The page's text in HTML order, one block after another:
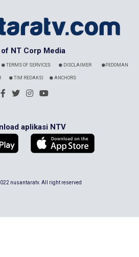
NT Corp Media
TERMS OF SERVICES DISCLAIMER PEDOMAN
TIM REDAKSI ANCHORS
aplikasi NTV
nusantaratv. All right reserved